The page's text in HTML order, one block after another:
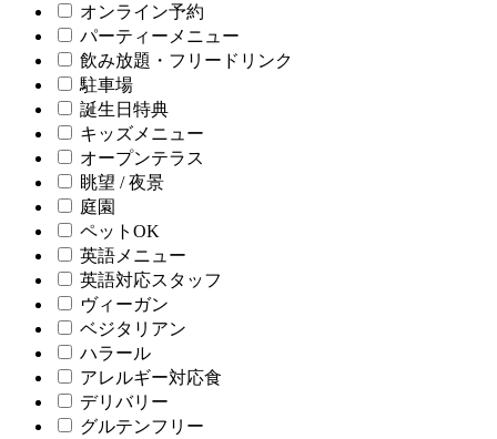
オンライン予約
パーティーメニュー
飲み放題・フリードリンク
駐車場
誕生日特典
キッズメニュー
オープンテラス
眺望 / 夜景
庭園
ペットOK
英語メニュー
英語対応スタッフ
ヴィーガン
ベジタリアン
ハラール
アレルギー対応食
デリバリー
グルテンフリー